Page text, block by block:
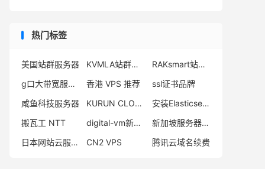
热门标签
美国站群服务器 KVMLA站群服务器
RAKsmart站群服务器
g口大带宽服务器
香港 VPS 推荐
ssl证书品牌
咸鱼科技服务器
KURUN CLOUD怎么样
安装Elasticsearch
搬瓦工 NTT
digital-vm新加坡测评
新加坡服务器哪个牌子好
日本网站云服务器费用
CN2 VPS 腾讯云域名续费